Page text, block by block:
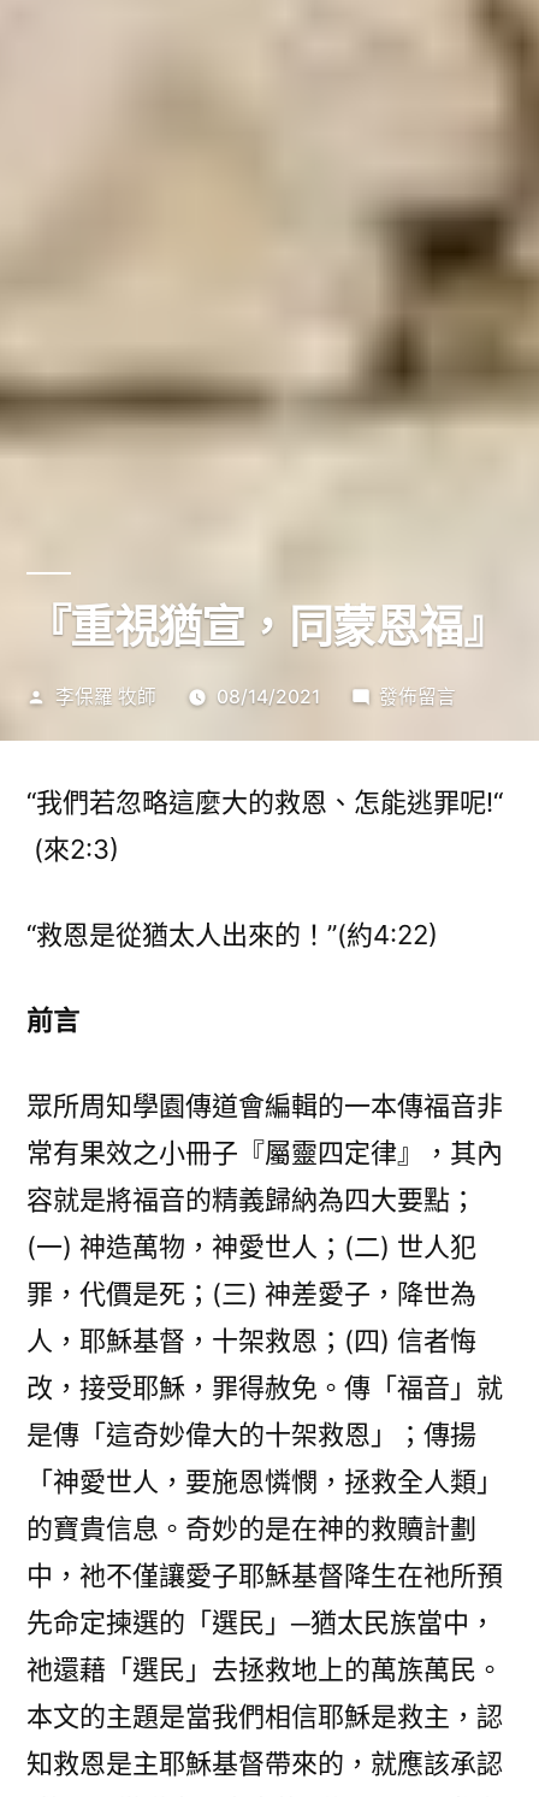
『重視猶宣，同蒙恩福』
作
李保羅 牧師 08/14/2021
在
猶
恩
發佈留言
“我們若忽略這麼大的救恩、怎能逃罪呢!“
(來2:3)
“救恩是從猶太人出來的！”(約4:22)
前言
眾所周知學園傳道會編輯的一本傳福音非
常有果效之小冊子『屬靈四定律』，其內
容就是將福音的精義歸納為四大要點；
(一) 神造萬物，神愛世人；(二) 世人犯
罪，代價是死；(三) 神差愛子，降世為
人，耶穌基督，十架救恩；(四) 信者悔
改，接受耶穌，罪得赦免。傳「福音」就
是傳「這奇妙偉大的十架救恩」；傳揚
「神愛世人，要施恩憐憫，拯救全人類」
的寶貴信息。奇妙的是在神的救贖計劃
中，祂不僅讓愛子耶穌基督降生在祂所預
先命定揀選的「選民」─猶太民族當中，
祂還藉「選民」去拯救地上的萬族萬民。
本文的主題是當我們相信耶穌是救主，認
知救恩是主耶穌基督帶來的，就應該承認